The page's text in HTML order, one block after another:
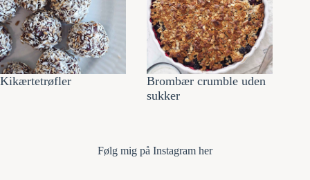
Kikærtetrøfler
Brombær crumble uden
sukker
Følg mig på Instagram her